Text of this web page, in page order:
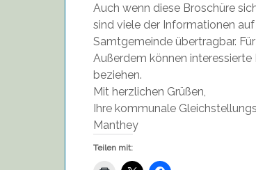
Auch wenn diese Broschüre
sind viele der Informationen
Samtgemeinde übertragbar.
Außerdem können
beziehen.
Mit herzlichen Grüßen,
Ihre kommunale
Manthey
Teilen mit: